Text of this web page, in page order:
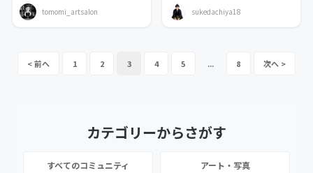
tomomi_artsalon sukedachiya18
1 2 3 4 5 ... 8
カテゴリーからさがす
すべてのコミュニティ アート・写真